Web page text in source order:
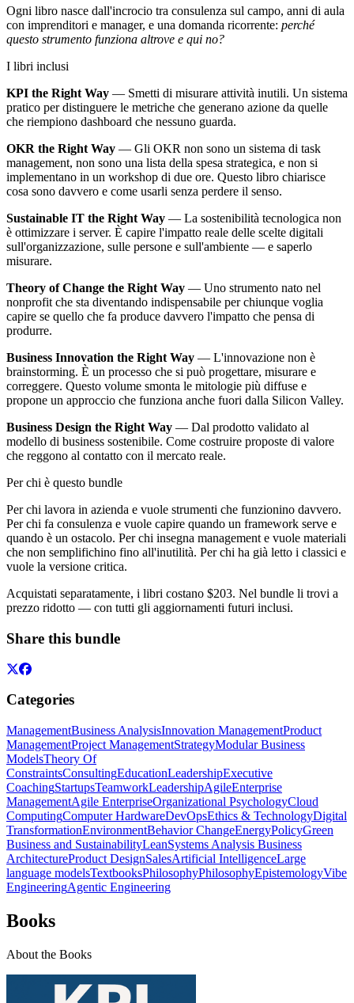
Ogni libro nasce dall'incrocio tra consulenza sul campo, anni di aula
con imprenditori e manager, e una domanda ricorrente: perché
questo strumento funziona altrove e qui no?
I libri inclusi
KPI the Right Way — Smetti di misurare attività inutili. Un sistema
pratico per distinguere le metriche che generano azione da quelle
che riempiono dashboard che nessuno guarda.
OKR the Right Way — Gli OKR non sono un sistema di task
management, non sono una lista della spesa strategica, e non si
implementano in un workshop di due ore. Questo libro chiarisce
cosa sono davvero e come usarli senza perdere il senso.
Sustainable IT the Right Way — La sostenibilità tecnologica non
è ottimizzare i server. È capire l'impatto reale delle scelte digitali
sull'organizzazione, sulle persone e sull'ambiente — e saperlo
misurare.
Theory of Change the Right Way — Uno strumento nato nel
nonprofit che sta diventando indispensabile per chiunque voglia
capire se quello che fa produce davvero l'impatto che pensa di
produrre.
Business Innovation the Right Way — L'innovazione non è
brainstorming. È un processo che si può progettare, misurare e
correggere. Questo volume smonta le mitologie più diffuse e
propone un approccio che funziona anche fuori dalla Silicon Valley.
Business Design the Right Way — Dal prodotto validato al
modello di business sostenibile. Come costruire proposte di valore
che reggono al contatto con il mercato reale.
Per chi è questo bundle
Per chi lavora in azienda e vuole strumenti che funzionino davvero.
Per chi fa consulenza e vuole capire quando un framework serve e
quando è un ostacolo. Per chi insegna management e vuole materiali
che non semplifichino fino all'inutilità. Per chi ha già letto i classici e
vuole la versione critica.
Acquistati separatamente, i libri costano $203. Nel bundle li trovi a
prezzo ridotto — con tutti gli aggiornamenti futuri inclusi.
Share this bundle
Categories
ManagementBusiness AnalysisInnovation ManagementProduct
ManagementProject ManagementStrategyModular Business
ModelsTheory Of
ConstraintsConsultingEducationLeadershipExecutive
CoachingStartupsTeamworkLeadershipAgileEnterprise
ManagementAgile EnterpriseOrganizational PsychologyCloud
ComputingComputer HardwareDevOpsEthics & TechnologyDigital
TransformationEnvironmentBehavior ChangeEnergyPolicyGreen
Business and SustainabilityLeanSystems Analysis Business
ArchitectureProduct DesignSalesArtificial IntelligenceLarge
language modelsTextbooksPhilosophyPhilosophyEpistemologyVibe
EngineeringAgentic Engineering
Books
About the Books